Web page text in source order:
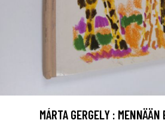
MÁRTA GERGELY :